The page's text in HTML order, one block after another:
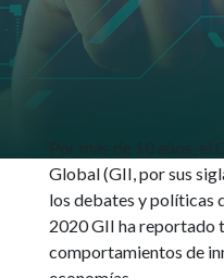
Global (GII, por sus
los debates y políticas
2020 GII ha reportado
comportamientos de